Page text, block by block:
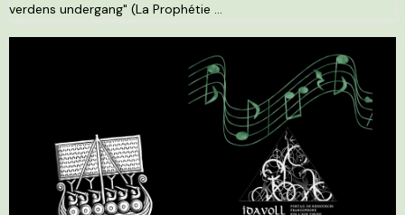
verdens undergang" (La Prophétie ...